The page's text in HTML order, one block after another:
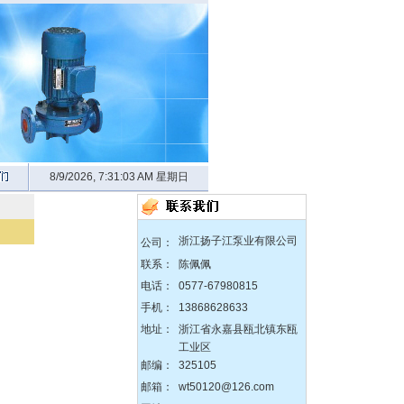
8/9/2026, 7:31:04 AM 星期日
公司：
浙江扬子江泵业有限公司
联系：
陈佩佩
电话：
0577-67980815
手机：
13868628633
地址：
浙江省永嘉县瓯北镇东瓯
工业区
邮编：
325105
邮箱：
wt50120@126.com
zX防爆无堵塞自吸泵